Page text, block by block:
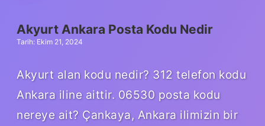
Akyurt Ankara Posta Kodu Nedir
Tarih: Ekim 21, 2024
Akyurt alan kodu nedir? 312 telefon kodu
Ankara iline aittir. 06530 posta kodu
nereye ait? Çankaya, Ankara ilimizin bir